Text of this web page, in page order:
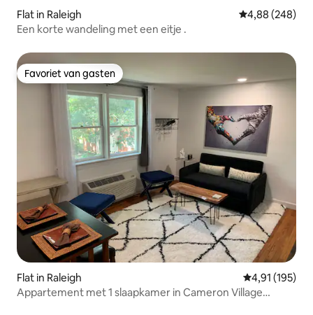
Flat in Raleigh Gemiddelde
4,88 (248)
Een korte wandeling met een eitje .
Favoriet van gasten
Favoriet van gasten
Flat in Raleigh Gemiddelde
4,91 (195)
Appartement met 1 slaapkamer in Cameron Village